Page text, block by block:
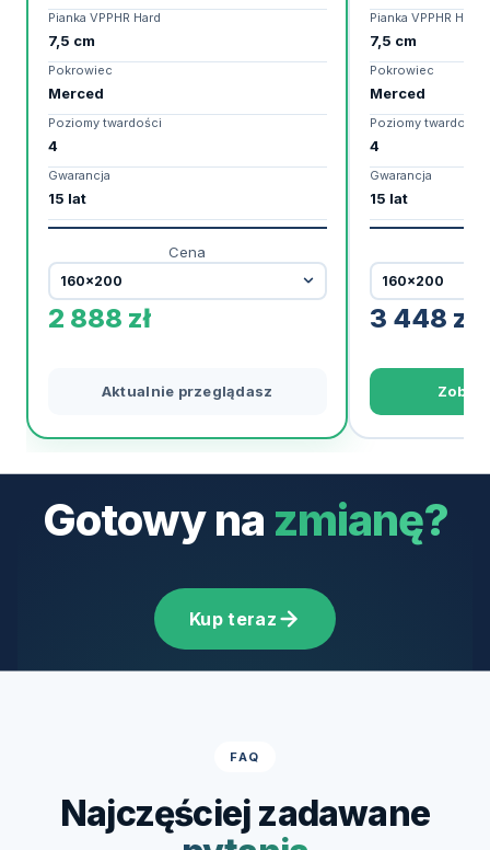
Pianka VPPHR Hard
7,5 cm
Pokrowiec
Merced
Poziomy twardości
4
Gwarancja
15 lat
Cena
2 888 zł
Aktualnie przeglądasz
Pianka VPPHR Hard
7,5 cm
Pokrowiec
Merced
Poziomy twardości
4
Gwarancja
15 lat
3 448 zł
Gotowy na zmianę?
Kup teraz
FAQ
Najczęściej zadawane